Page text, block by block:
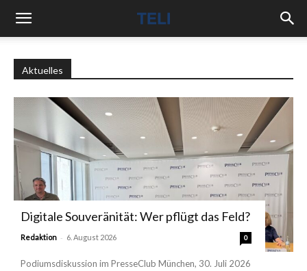
Aktuelles
Digitale Souveränität: Wer pflügt das Feld?
Redaktion - 6. August 2026 0
Podiumsdiskussion im PresseClub München, 30. Juli 2026